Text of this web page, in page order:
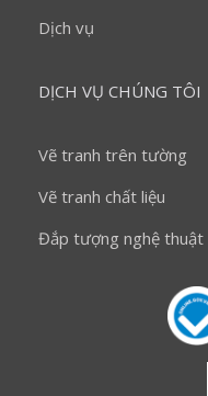
Dịch vụ
DỊCH VỤ CHÚNG TÔI
Vẽ tranh trên tường
Vẽ tranh chất liệu
Đắp tượng nghệ thuật